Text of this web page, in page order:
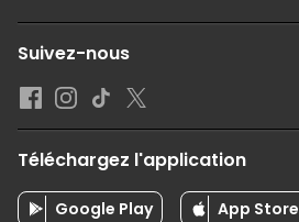
Suivez-nous
Téléchargez l'application
Google Play App Store